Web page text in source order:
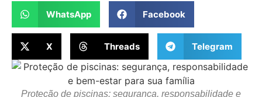
WhatsApp
Facebook
X Threads Telegram
Proteção de piscinas: segurança, responsabilidade e